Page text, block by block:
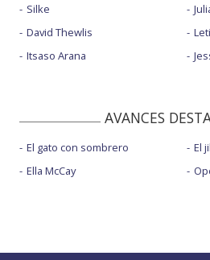
Silke
David Thewlis
Itsaso Arana
AVANCES
El gato con sombrero
Ella McCay
El